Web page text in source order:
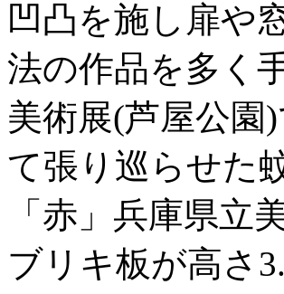
凹凸を施し扉や
法の作品を多く
美術展(芦屋公園
て張り巡らせた
「赤」兵庫県立
ブリキ板が高さ